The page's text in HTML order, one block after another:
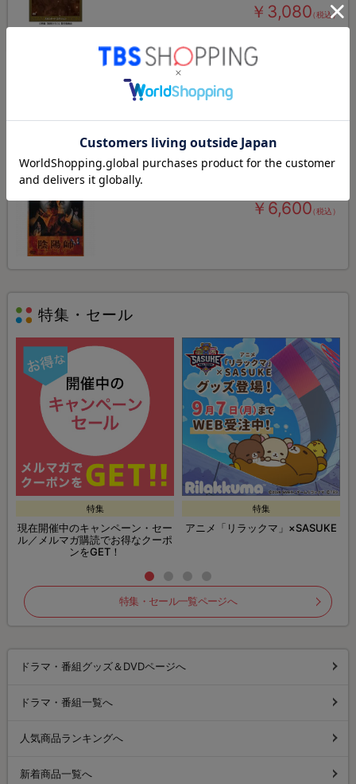
￥3,080（税込）
もっと見る
伊藤英明関連作品
陰陽師／DVD
￥6,600（税込）
特集・セール
特集
現在開催中のキャンペーン・セー
ル／メルマガ購読でお得なクーポ
ンをGET！
特集
アニメ「リラックマ」×SASUKE
特集・セール一覧ページへ
ドラマ・番組グッズ＆DVDページへ
ドラマ・番組一覧へ
人気商品ランキングへ
新着商品一覧へ